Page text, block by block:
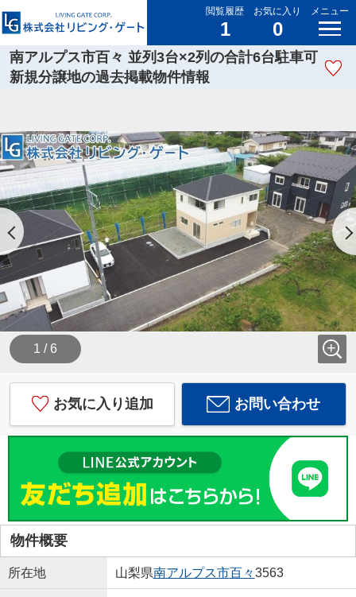
閲覧履歴
1
お気に入り
0
メニュー
南アルプス市百々 並列3台×2列の合計6台駐車可
新規分譲地の過去掲載物件情報
1 / 6
お気に入り追加 お問い合わせ
物件概要
所在地 山梨県南アルプス市百々3563